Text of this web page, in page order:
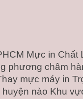
Mực in Chất
phương châm
mực máy in
nào Khu